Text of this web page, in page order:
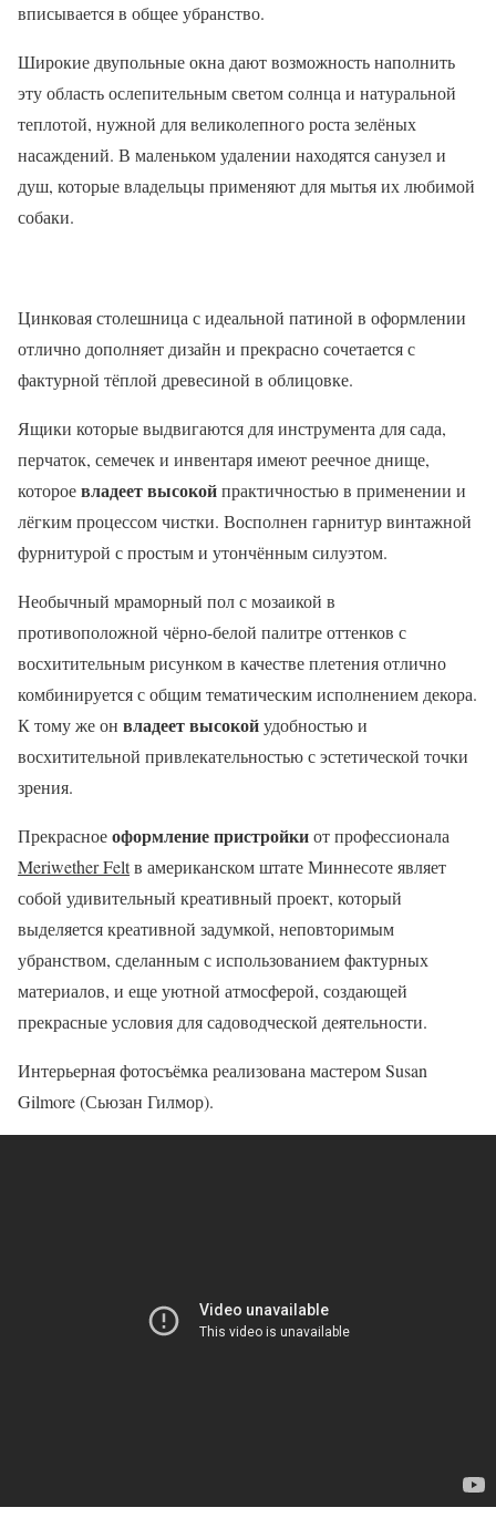
вписывается в общее убранство.
Широкие двупольные окна дают возможность наполнить
эту область ослепительным светом солнца и натуральной
теплотой, нужной для великолепного роста зелёных
насаждений. В маленьком удалении находятся санузел и
душ, которые владельцы применяют для мытья их любимой
собаки.
Цинковая столешница с идеальной патиной в оформлении
отлично дополняет дизайн и прекрасно сочетается с
фактурной тёплой древесиной в облицовке.
Ящики которые выдвигаются для инструмента для сада,
перчаток, семечек и инвентаря имеют реечное днище,
котороевладеет высокойпрактичностью в применении и
лёгким процессом чистки. Восполнен гарнитур винтажной
фурнитурой с простым и утончённым силуэтом.
Необычный мраморный пол с мозаикой в
противоположной чёрно-белой палитре оттенков с
восхитительным рисунком в качестве плетения отлично
комбинируется с общим тематическим исполнением декора.
К тому же он владеет высокойудобностью и
восхитительной привлекательностью с эстетической точки
зрения.
Прекрасноеоформление пристройкиот профессионала
Meriwether Feltв американском штате Миннесоте являет
собой удивительный креативный проект, который
выделяется креативной задумкой, неповторимым
убранством, сделанным с использованием фактурных
материалов, и еще уютной атмосферой, создающей
прекрасные условия для садоводческой деятельности.
Интерьерная фотосъёмка реализована мастером Susan
Gilmore (Сьюзан Гилмор).